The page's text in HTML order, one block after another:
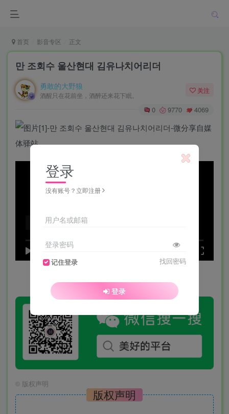
首页 影音专区 正文
만 조회수 울산현대 김유나치어리더
勇敢的大野狼
酒醒只在花前坐，酒醉还来花下眠。
关注
0 9770 4069
0:00/ 0:00 speed
Video load failed
© 版权声明
版权声明
登录
没有账号？立即注册
用户名或邮箱
登录密码
记住登录 找回密码
登录